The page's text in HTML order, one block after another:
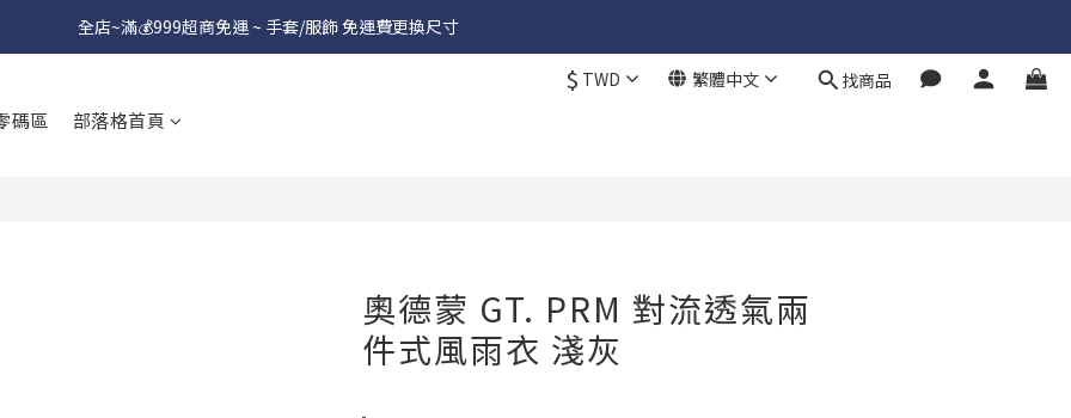
全店~滿💰999超商免運 ~ 手套/服飾 免運費更換尺寸
$ TWD 繁體中文 找商品
碼區 部落格首頁
奧德蒙 GT. PRM 對流透氣兩
件式風雨衣 淺灰
立即購買